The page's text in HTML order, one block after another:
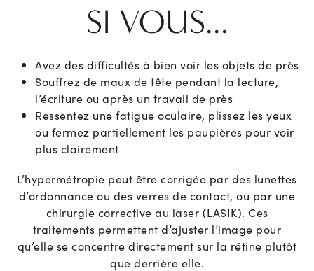
SI VOUS...
Avez des difficultés à bien voir les objets de près
Souffrez de maux de tête pendant la lecture,
l’écriture ou après un travail de près
Ressentez une fatigue oculaire, plissez les yeux
ou fermez partiellement les paupières pour voir
plus clairement
L’hypermétropie peut être corrigée par des lunettes
d’ordonnance ou des verres de contact, ou par une
chirurgie corrective au laser (LASIK). Ces
traitements permettent d’ajuster l’image pour
qu’elle se concentre directement sur la rétine plutôt
que derrière elle.